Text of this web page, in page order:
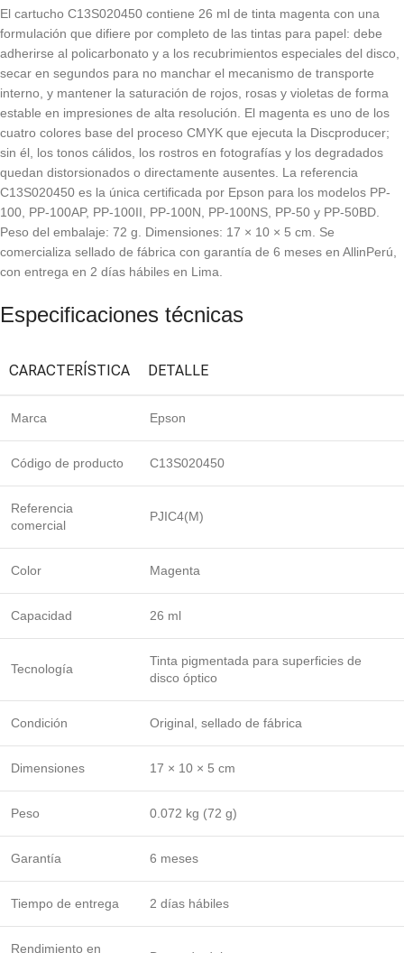
El cartucho C13S020450 contiene 26 ml de tinta magenta con una
formulación que difiere por completo de las tintas para papel: debe
adherirse al policarbonato y a los recubrimientos especiales del disco,
secar en segundos para no manchar el mecanismo de transporte
interno, y mantener la saturación de rojos, rosas y violetas de forma
estable en impresiones de alta resolución. El magenta es uno de los
cuatro colores base del proceso CMYK que ejecuta la Discproducer;
sin él, los tonos cálidos, los rostros en fotografías y los degradados
quedan distorsionados o directamente ausentes. La referencia
C13S020450 es la única certificada por Epson para los modelos PP-
100, PP-100AP, PP-100II, PP-100N, PP-100NS, PP-50 y PP-50BD.
Peso del embalaje: 72 g. Dimensiones: 17 × 10 × 5 cm. Se
comercializa sellado de fábrica con garantía de 6 meses en AllinPerú,
con entrega en 2 días hábiles en Lima.
Especificaciones técnicas
CARACTERÍSTICA DETALLE
Marca Epson
Código de producto C13S020450
Referencia
comercial
PJIC4(M)
Color Magenta
Capacidad 26 ml
Tecnología
Tinta pigmentada para superficies de
disco óptico
Condición Original, sellado de fábrica
Dimensiones 17 × 10 × 5 cm
Peso 0.072 kg (72 g)
Garantía 6 meses
Tiempo de entrega 2 días hábiles
Rendimiento en